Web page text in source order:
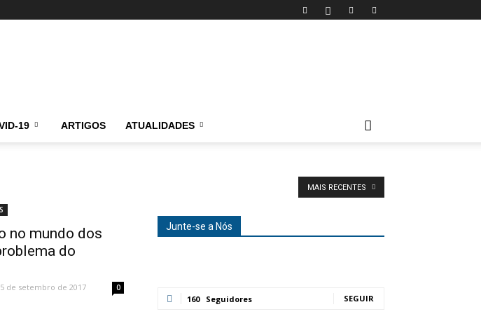
19 ARTIGOS ATUALIDADES
MAIS RECENTES
no mundo dos
do
de setembro de 2017 0
Junte-se a Nós
160 Seguidores SEGUIR